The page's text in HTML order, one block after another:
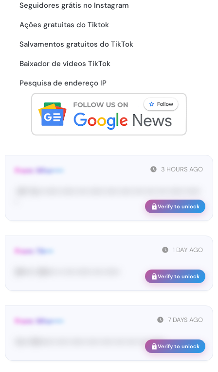
Seguidores grátis no Instagram
Ações gratuitas do Tiktok
Salvamentos gratuitos do TikTok
Baixador de vídeos TikTok
Pesquisa de endereço IP
3 HOURS AGO
From: Wha•••••
Verify to unlock
1 DAY AGO
From: Tik•••
Verify to unlock
7 DAYS AGO
From: Wha•••••
Yo•• Wh••••• ••••• •••••• ••••• ••••• •••• •••• •••• ••••••Verify to unlock